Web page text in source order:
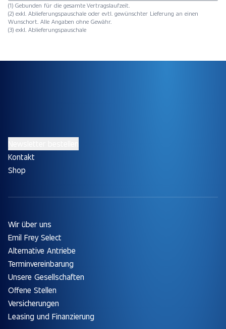
(1) Gebunden für die gesamte Vertragslaufzeit.
(2) exkl. Ablieferungspauschale oder evtl. gewünschter Lieferung an einen
Wunschort. Alle Angaben ohne Gewähr.
(3) exkl. Ablieferungspauschale
Kontakt
Shop
Wir über uns
Emil Frey Select
Alternative Antriebe
Terminvereinbarung
Unsere Gesellschaften
Offene Stellen
Versicherungen
Leasing und Finanzierung